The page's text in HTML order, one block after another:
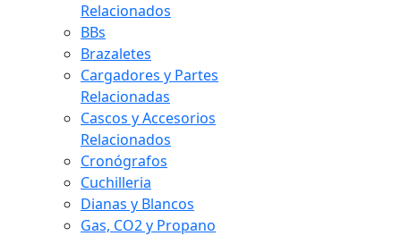
Relacionados
BBs
Brazaletes
Cargadores y Partes
Relacionadas
Cascos y Accesorios
Relacionados
Cronógrafos
Cuchilleria
Dianas y Blancos
Gas, CO2 y Propano